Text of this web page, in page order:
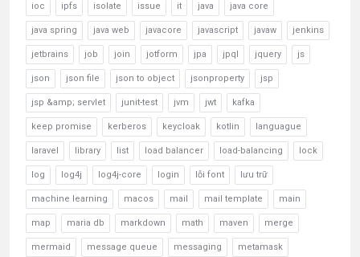
ioc ipfs isolate issue it java java core
java spring java web javacore javascript javaw jenkins
jetbrains job join jotform jpa jpql jquery js
json json file json to object jsonproperty jsp
jsp &amp; servlet junit-test jvm jwt kafka
keep promise kerberos keycloak kotlin languague
laravel library list load balancer load-balancing lock
log log4j log4j-core login lỗi font lưu trữ
machine learning macos mail mail template main
map maria db markdown math maven merge
mermaid message queue messaging metamask